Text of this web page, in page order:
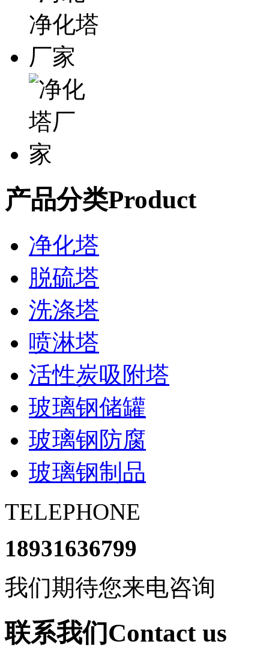
产品分类Product
净化塔
脱硫塔
洗涤塔
喷淋塔
活性炭吸附塔
玻璃钢储罐
玻璃钢防腐
玻璃钢制品
TELEPHONE
18931636799
我们期待您来电咨询
联系我们Contact us